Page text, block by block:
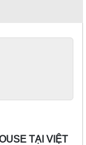
TẠI VIỆT